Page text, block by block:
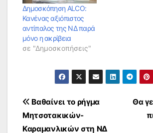
πρώην ΠΑΣΟΚ, νυν
ΚΙΝΑΛ δεν
χρειαζόταν το θέμα
της ονομασίας της
πΓΔΜ για να αρχίσει
να κλυδωνίζεται.
προ πολλού,…
Δημοσκόπηση ALCO:
Κανένας αξιόπιστος
αντίπαλος της ΝΔ παρά
μόνο η ακρίβεια
σε "Δημοσκοπήσεις"
Πλοήγηση
άρθρων
Θα
Βαθαίνει το ρήγμα
Μητσοτακικών-
Καραμανλικών στη ΝΔ